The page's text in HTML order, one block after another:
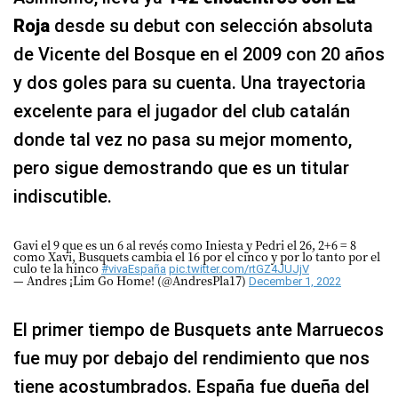
Roja desde su debut con selección absoluta
de Vicente del Bosque en el 2009 con 20 años
y dos goles para su cuenta. Una trayectoria
excelente para el jugador del club catalán
donde tal vez no pasa su mejor momento,
pero sigue demostrando que es un titular
indiscutible.
Gavi el 9 que es un 6 al revés como Iniesta y Pedri el 26, 2+6 = 8
como Xavi, Busquets cambia el 16 por el cinco y por lo tanto por el
culo te la hinco #vivaEspaña pic.twitter.com/rtGZ4JUJjV
— Andres ¡Lim Go Home! (@AndresPla17)December 1, 2022
El primer tiempo de Busquets ante Marruecos
fue muy por debajo del rendimiento que nos
tiene acostumbrados. España fue dueña del